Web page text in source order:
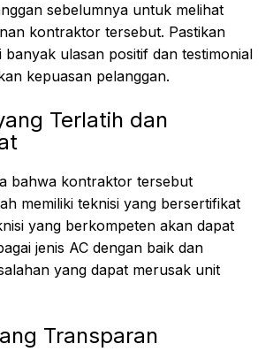
sebelumnya untuk melihat
kontraktor tersebut. Pastikan
banyak ulasan positif dan testimonial
kepuasan pelanggan.
Terlatih dan
bahwa kontraktor tersebut
memiliki teknisi yang bersertifikat
yang berkompeten akan dapat
jenis AC dengan baik dan
yang dapat merusak unit
Transparan